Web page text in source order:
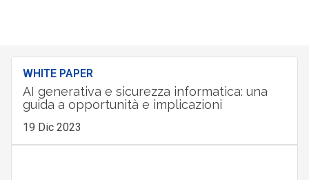
WHITE PAPER
AI generativa e sicurezza informatica: una
guida a opportunità e implicazioni
19 Dic 2023